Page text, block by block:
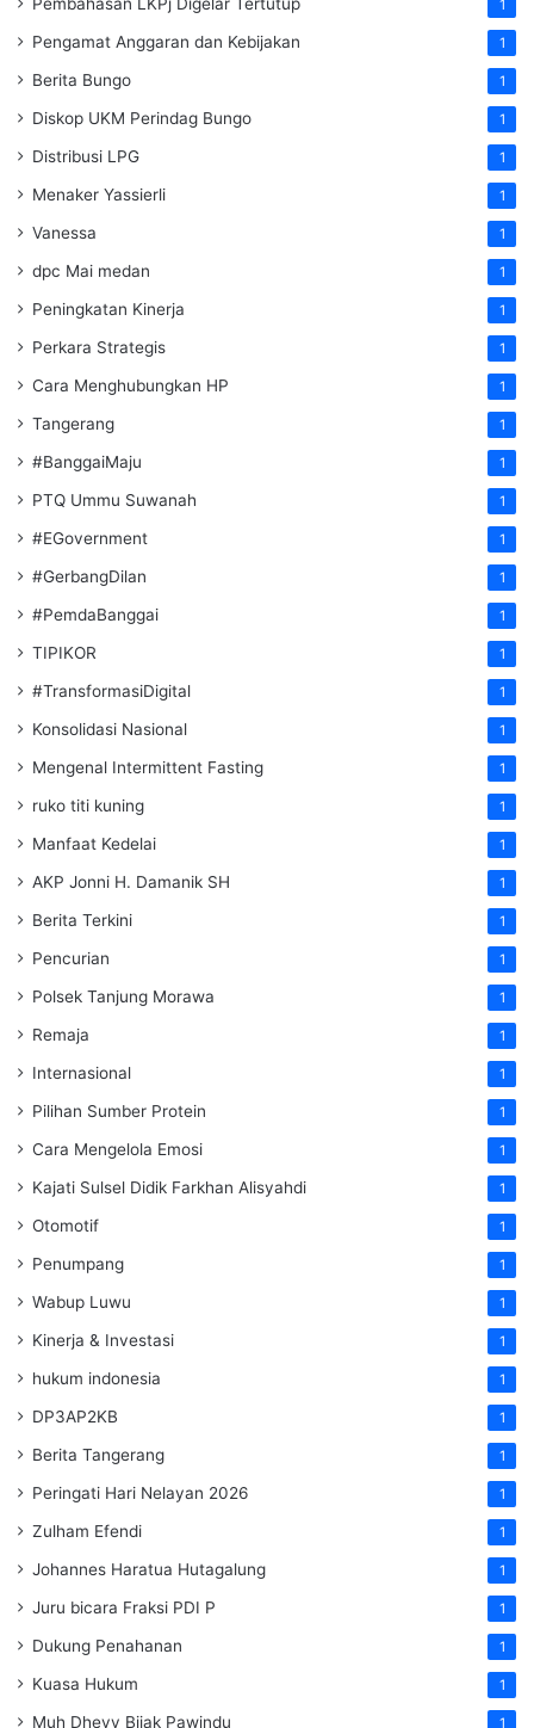
1
Pengamat Anggaran dan Kebijakan 1
Berita Bungo 1
Diskop UKM Perindag Bungo 1
Distribusi LPG 1
Menaker Yassierli 1
Vanessa 1
dpc Mai medan 1
Peningkatan Kinerja 1
Perkara Strategis 1
Cara Menghubungkan HP 1
Tangerang 1
#BanggaiMaju 1
PTQ Ummu Suwanah 1
#EGovernment 1
#GerbangDilan 1
#PemdaBanggai 1
TIPIKOR 1
#TransformasiDigital 1
Konsolidasi Nasional 1
Mengenal Intermittent Fasting 1
ruko titi kuning 1
Manfaat Kedelai 1
AKP Jonni H. Damanik SH 1
Berita Terkini 1
Pencurian 1
Polsek Tanjung Morawa 1
Remaja 1
Internasional 1
Pilihan Sumber Protein 1
Cara Mengelola Emosi 1
Kajati Sulsel Didik Farkhan Alisyahdi 1
Otomotif 1
Penumpang 1
Wabup Luwu 1
Kinerja & Investasi 1
hukum indonesia 1
DP3AP2KB 1
Berita Tangerang 1
Peringati Hari Nelayan 2026 1
Zulham Efendi 1
Johannes Haratua Hutagalung 1
Juru bicara Fraksi PDI P 1
Dukung Penahanan 1
Kuasa Hukum 1
Muh Dhevy Bijak Pawindu 1